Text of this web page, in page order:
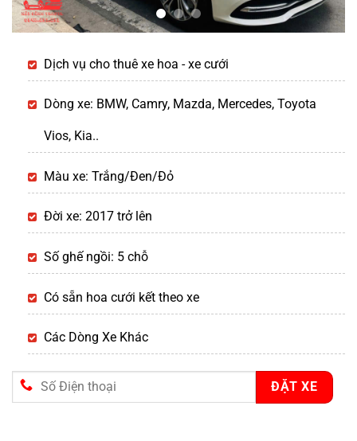
Dịch vụ cho thuê xe hoa - xe cưới
Dòng xe: BMW, Camry, Mazda, Mercedes, Toyota
Vios, Kia..
Màu xe: Trắng/Đen/Đỏ
Đời xe: 2017 trở lên
Số ghế ngồi: 5 chỗ
Có sẵn hoa cưới kết theo xe
Các Dòng Xe Khác